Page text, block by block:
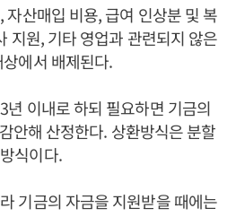
자산매입 비용, 급여 인상분 및 복
지원, 기타 영업과 관련되지 않은
에서 배제된다.
년 이내로 하되 필요하면 기금의
안해 산정한다. 상환방식은 분할
식이다.
기금의 자금을 지원받을 때에는